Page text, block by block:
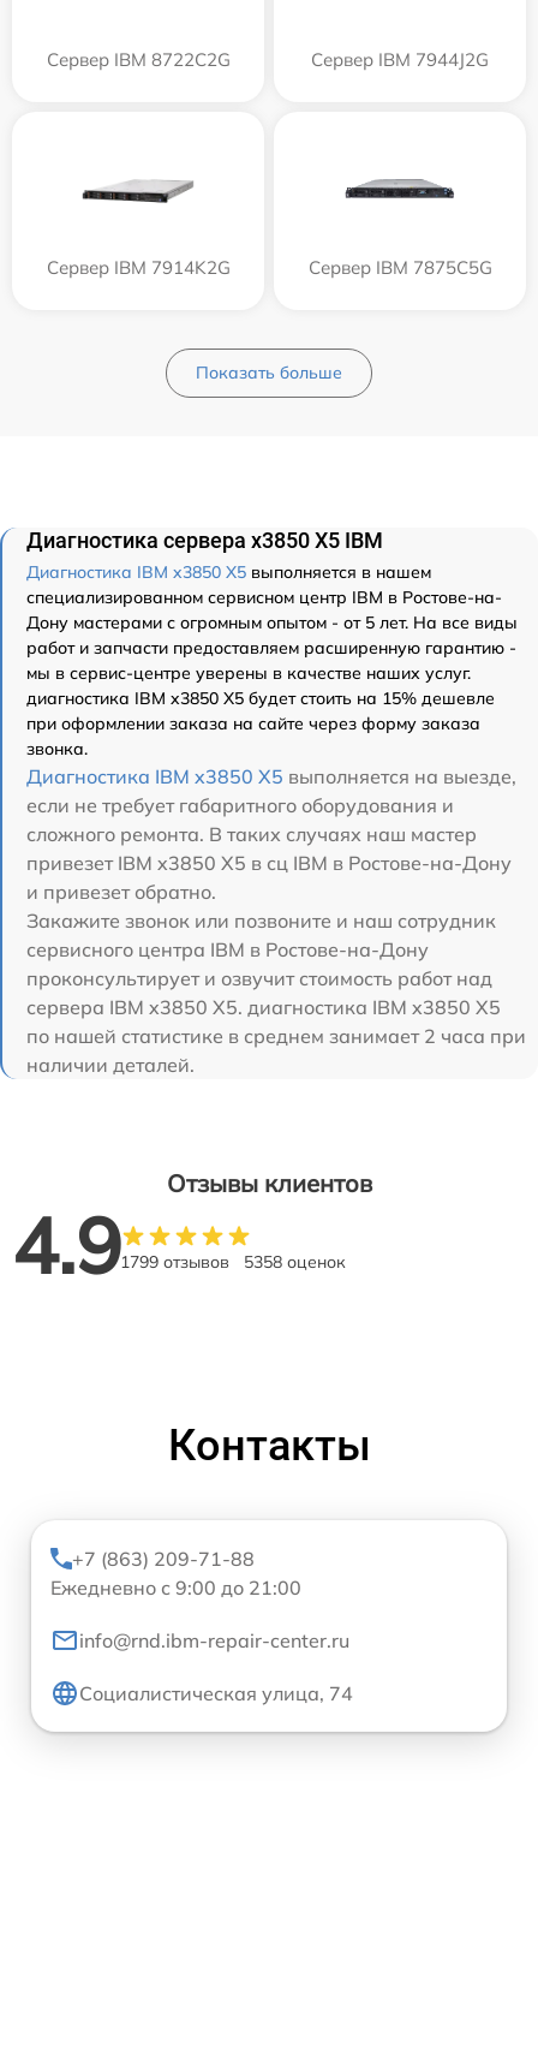
Сервер IBM 8722C2G Сервер IBM 7944J2G
Сервер IBM 7914K2G Сервер IBM 7875C5G
Показать больше
Диагностика сервера x3850 X5 IBM
Диагностика IBM x3850 X5 выполняется в нашем
специализированном сервисном центр IBM в Ростове-на-
Дону мастерами с огромным опытом - от 5 лет. На все виды
работ и запчасти предоставляем расширенную гарантию -
мы в сервис-центре уверены в качестве наших услуг.
диагностика IBM x3850 X5 будет стоить на 15% дешевле
при оформлении заказа на сайте через форму заказа
звонка.
Диагностика IBM x3850 X5 выполняется на выезде,
если не требует габаритного оборудования и
сложного ремонта. В таких случаях наш мастер
привезет IBM x3850 X5 в сц IBM в Ростове-на-Дону
и привезет обратно.
Закажите звонок или позвоните и наш сотрудник
сервисного центра IBM в Ростове-на-Дону
проконсультирует и озвучит стоимость работ над
сервера IBM x3850 X5. диагностика IBM x3850 X5
по нашей статистике в среднем занимает 2 часа при
наличии деталей.
Отзывы клиентов
4.91799 отзывов 5358 оценок
Контакты
+7 (863) 209-71-88
Ежедневно с 9:00 до 21:00
info@rnd.ibm-repair-center.ru
Социалистическая улица, 74